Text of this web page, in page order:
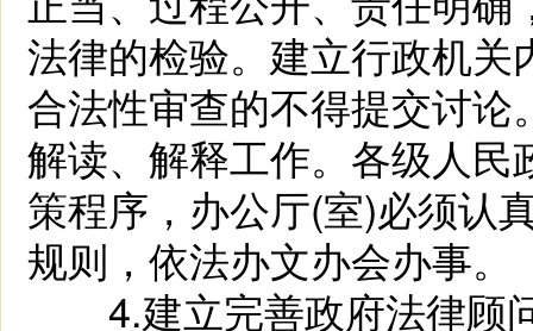
法律的检验。建立行政机
合法性审查的不得提交讨
解读、解释工作。各级人
策程序，办公厅(室)必须认
规则，依法办文办会办事。
4.建立完善政府法律顾